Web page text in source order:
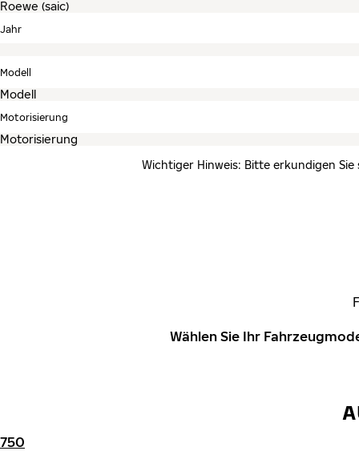
Jahr
Modell
Motorisierung
Wichtiger Hinweis: Bitte erkundigen
Wählen Sie Ihr
750